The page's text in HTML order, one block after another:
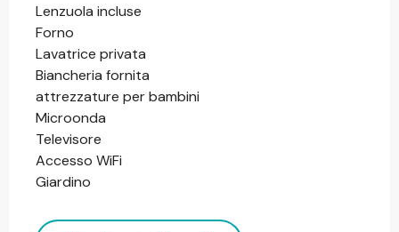
Lenzuola incluse
Forno
Lavatrice privata
Biancheria fornita
attrezzature per bambini
Microonda
Televisore
Accesso WiFi
Giardino